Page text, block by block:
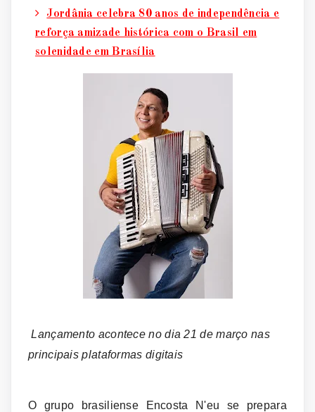
Jordânia celebra 80 anos de independência e
reforça amizade histórica com o Brasil em
solenidade em Brasília
Lançamento acontece no dia 21 de março nas
principais plataformas digitais
O grupo brasiliense Encosta N'eu se prepara